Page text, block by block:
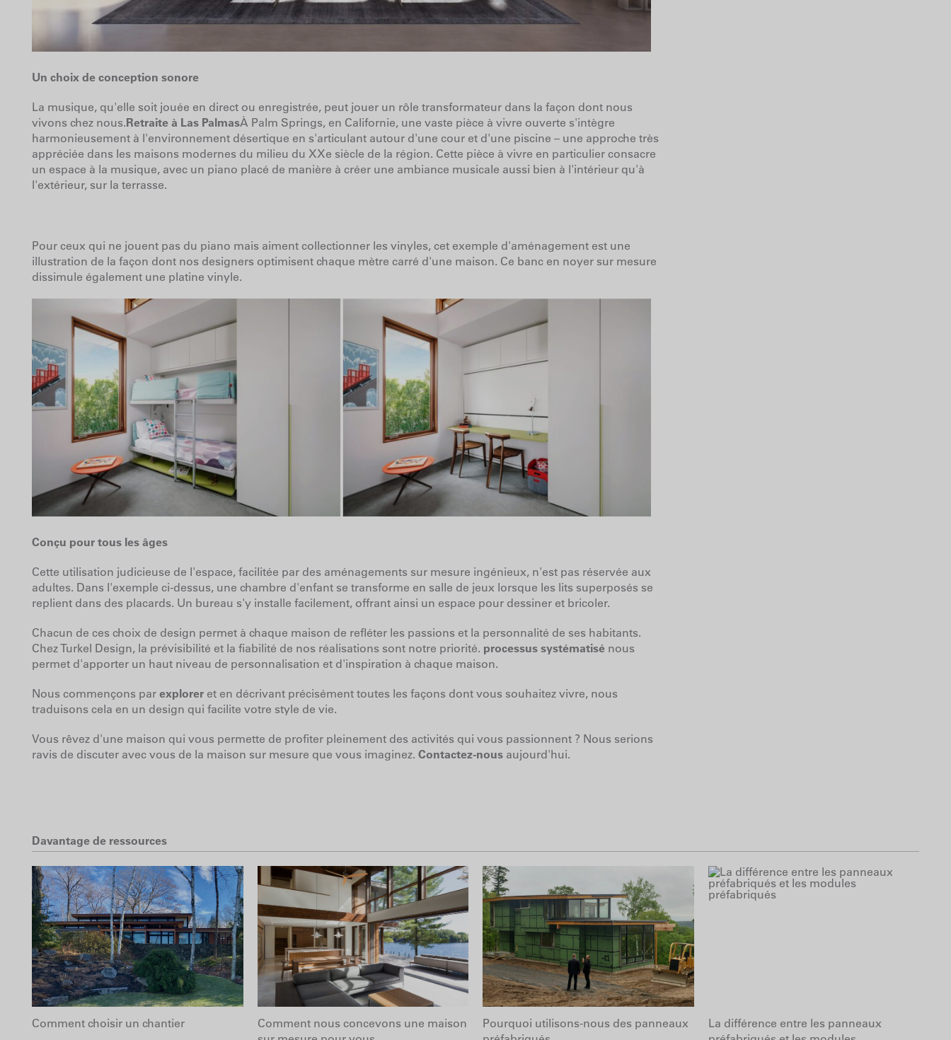
Un choix de conception sonore
La musique, qu'elle soit jouée en direct ou enregistrée, peut jouer un rôle transformateur dans la façon dont nous
vivons chez nous.Retraite à Las PalmasÀ Palm Springs, en Californie, une vaste pièce à vivre ouverte s'intègre
harmonieusement à l'environnement désertique en s'articulant autour d'une cour et d'une piscine – une approche très
appréciée dans les maisons modernes du milieu du XXe siècle de la région. Cette pièce à vivre en particulier consacre
un espace à la musique, avec un piano placé de manière à créer une ambiance musicale aussi bien à l'intérieur qu'à
l'extérieur, sur la terrasse.
Pour ceux qui ne jouent pas du piano mais aiment collectionner les vinyles, cet exemple d'aménagement est une
illustration de la façon dont nos designers optimisent chaque mètre carré d'une maison. Ce banc en noyer sur mesure
dissimule également une platine vinyle.
Conçu pour tous les âges
Cette utilisation judicieuse de l'espace, facilitée par des aménagements sur mesure ingénieux, n'est pas réservée aux
adultes. Dans l'exemple ci-dessus, une chambre d'enfant se transforme en salle de jeux lorsque les lits superposés se
replient dans des placards. Un bureau s'y installe facilement, offrant ainsi un espace pour dessiner et bricoler.
Chacun de ces choix de design permet à chaque maison de refléter les passions et la personnalité de ses habitants.
Chez Turkel Design, la prévisibilité et la fiabilité de nos réalisations sont notre priorité. processus systématisé nous
permet d'apporter un haut niveau de personnalisation et d'inspiration à chaque maison.
Nous commençons par explorer et en décrivant précisément toutes les façons dont vous souhaitez vivre, nous
traduisons cela en un design qui facilite votre style de vie.
Vous rêvez d'une maison qui vous permette de profiter pleinement des activités qui vous passionnent ? Nous serions
ravis de discuter avec vous de la maison sur mesure que vous imaginez. Contactez-nous aujourd'hui.
Davantage de ressources
Comment choisir un chantier
Comment nous concevons une maison
Pourquoi utilisons-nous des panneaux
La différence entre les panneaux